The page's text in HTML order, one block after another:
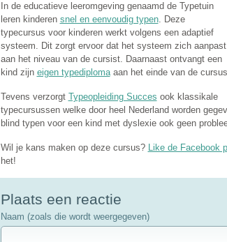
In de educatieve leeromgeving genaamd de Typetuin
leren kinderen snel en eenvoudig typen. Deze
typecursus voor kinderen werkt volgens een adaptief
systeem. Dit zorgt ervoor dat het systeem zich aanpast
aan het niveau van de cursist. Daarnaast ontvangt een
kind zijn eigen typediplomaaan het einde van de
Tevens verzorgt Typeopleiding Succes ook klassikale
typecursussen welke door heel Nederland worden
blind typen voor een kind met dyslexie ook geen
Wil je kans maken op deze cursus? Like de Facebook
het!
Plaats een reactie
Naam (zoals die wordt weergegeven)